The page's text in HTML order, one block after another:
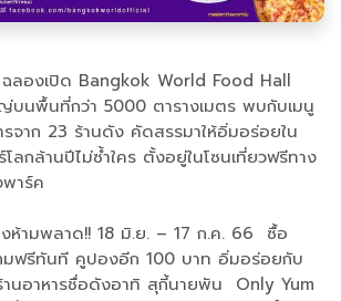
ฉลองเปิด Bangkok World Food Hall
บนพื้นที่กว่า 5000 ตารางเมตร พบกับเมนู
รจาก 23 ร้านดัง คัดสรรมาให้อิ่มอร่อยใน
โลกล้านปีไม่ซ้ำใคร ตั้งอยู่ในโซนเที่ยวฟรีทาง
ยามอะเมซิ่งพาร์ค
ห้ามพลาด!! 18 มิ.ย. – 17 ก.ค. 66 ซื้อ
ฟรีทันที คูปองอีก 100 บาท อิ่มอร่อยกับ
านอาหารชื่อดังอาทิ สุกี้นายพัน Only Yum